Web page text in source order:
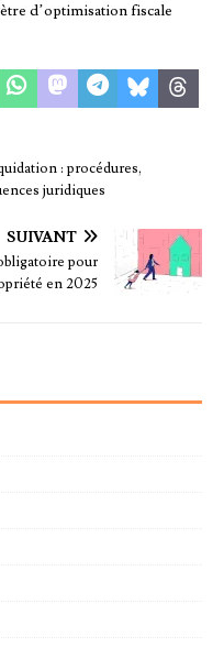
d’optimisation fiscale
: procédures,
juridiques
SUIVANT
pour
en 2025